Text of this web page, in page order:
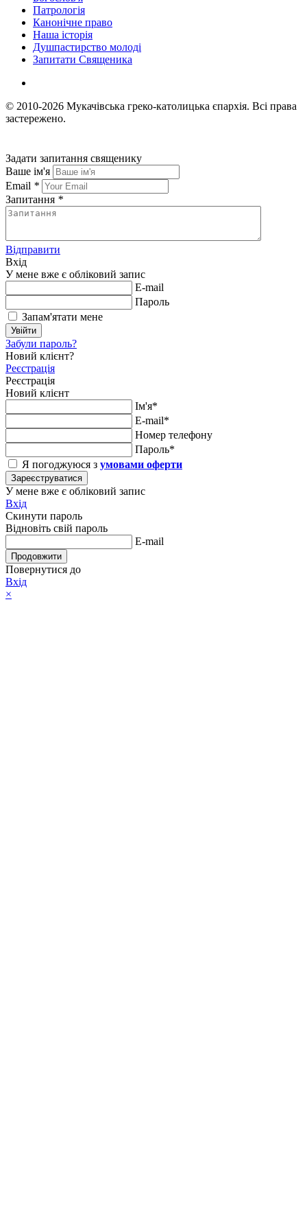
Патрологія
Канонічне право
Наша історія
Душпастирство молоді
Запитати Священика
© 2010-2026 Мукачівська греко-католицька єпархія. Всі права
застережено.
Задати запитання священику
Ваше ім'я
Email *
Запитання *
Відправити
Вхід
У мене вже є обліковий запис
E-mail
Пароль
Запам'ятати мене
Увійти
Забули пароль?
Новий клієнт?
Реєстрація
Реєстрація
Новий клієнт
Ім'я*
E-mail*
Номер телефону
Пароль*
Я погоджуюся з умовами оферти
Зареєструватися
У мене вже є обліковий запис
Вхід
Скинути пароль
Відновіть свій пароль
E-mail
Продовжити
Повернутися до
Вхід
×